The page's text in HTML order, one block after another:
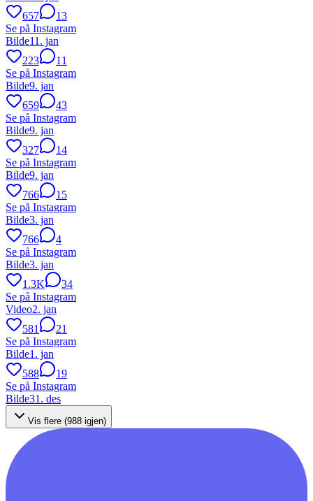
657
13
Se på Instagram
Bilde11. jan
223
11
Se på Instagram
Bilde9. jan
659
43
Se på Instagram
Bilde9. jan
327
14
Se på Instagram
Bilde9. jan
766
15
Se på Instagram
Bilde3. jan
766
4
Se på Instagram
Bilde3. jan
1.3K
34
Se på Instagram
Video2. jan
581
21
Se på Instagram
Bilde1. jan
588
19
Se på Instagram
Bilde31. des
Vis flere (988 igjen)